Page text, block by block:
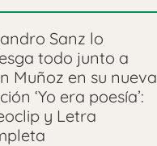
Sanz lo
todo junto a
Muñoz en su nueva
‘Yo era poesía’:
y Letra